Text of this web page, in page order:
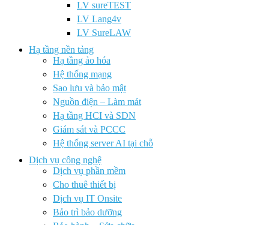
LV sureTEST
LV Lang4v
LV SureLAW
Hạ tầng nền tảng
Hạ tầng ảo hóa
Hệ thống mạng
Sao lưu và bảo mật
Nguồn điện – Làm mát
Hạ tầng HCI và SDN
Giám sát và PCCC
Hệ thống server AI tại chỗ
Dịch vụ công nghệ
Dịch vụ phần mềm
Cho thuê thiết bị
Dịch vụ IT Onsite
Bảo trì bảo dưỡng